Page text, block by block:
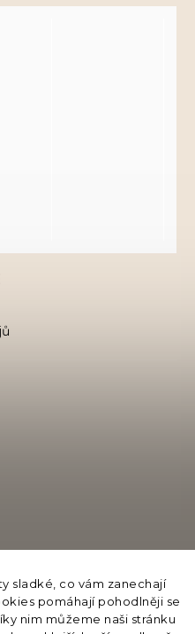
sladké, co vám zanechají
pomáhají pohodlněji se
nim můžeme naši stránku